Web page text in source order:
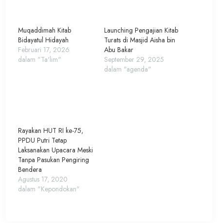
Muqaddimah Kitab
Bidayatul Hidayah
Februari 17, 2026
dalam "Ta'lim"
Launching Pengajian Kitab
Turats di Masjid Aisha bin
Abu Bakar
September 29, 2025
dalam "agenda"
Rayakan HUT RI ke-75,
PPDU Putri Tetap
Laksanakan Upacara Meski
Tanpa Pasukan Pengiring
Bendera
Agustus 17, 2020
dalam "Kepondokan"